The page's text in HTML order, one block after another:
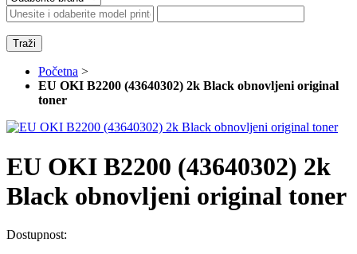
Traži
Početna >
EU OKI B2200 (43640302) 2k Black obnovljeni original
toner
EU OKI B2200 (43640302) 2k
Black obnovljeni original toner
Dostupnost: